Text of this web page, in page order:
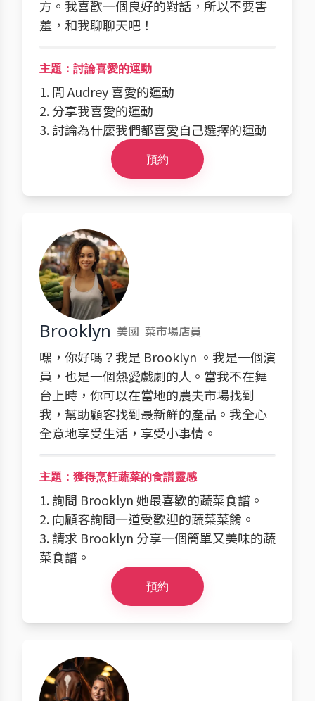
方。我喜歡一個良好的對話，所以不要害
羞，和我聊聊天吧！
主題：討論喜愛的運動
1. 問 Audrey 喜愛的運動
2. 分享我喜愛的運動
3. 討論為什麼我們都喜愛自己選擇的運動
預約
Brooklyn 美國 菜市場店員
嘿，你好嗎？我是 Brooklyn 。我是一個演
員，也是一個熱愛戲劇的人。當我不在舞
台上時，你可以在當地的農夫市場找到
我，幫助顧客找到最新鮮的產品。我全心
全意地享受生活，享受小事情。
主題：獲得烹飪蔬菜的食譜靈感
1. 詢問 Brooklyn 她最喜歡的蔬菜食譜。
2. 向顧客詢問一道受歡迎的蔬菜菜餚。
3. 請求 Brooklyn 分享一個簡單又美味的蔬
菜食譜。
預約